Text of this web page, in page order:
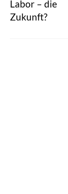
Labor – die
Zukunft?